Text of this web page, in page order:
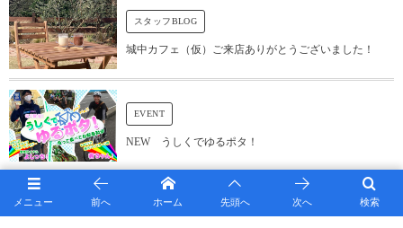
スタッフBLOG
城中カフェ（仮）ご来店ありがとうございました！
EVENT
NEW うしくでゆるポタ！
メニュー 検索
前へ ホーム 先頭へ 次へ